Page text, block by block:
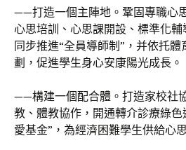
——打造一個主陣地。鞏固專職心
心思培訓、心思課開設、標準化輔
同步推進“全員導師制”，并依托
劃，促進學生身心安康陽光成長。
——構建一個配合體。打造家校社
教、體教協作，開通轉介診療綠色
愛基金”，為經濟困難學生供給心